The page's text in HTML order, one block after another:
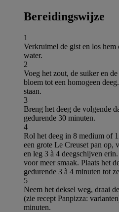
Bereidingswijze
1
Verkruimel de gist en los
water.
2
Voeg het zout, de suiker en
bloem tot een homogeen
staan.
3
Breng het deeg de volgende
gedurende 30 minuten.
4
Rol het deeg in 8 medium of
een grote Le Creuset pan op,
en leg 3 à 4 deegschijven
voor meer smaak. Plaats het
gedurende 3 à 4 minuten tot
5
Neem het deksel weg, draai
(zie recept Panpizza:
minuten.